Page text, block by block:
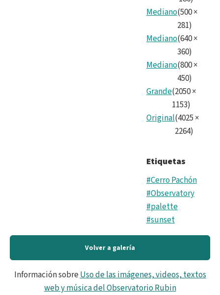
Mediano(500×
281)
Mediano(640×
360)
Mediano(800×
450)
Grande(2050×
1153)
Original(4025 ×
2264)
Etiquetas
#Cerro Pachón
#Observatory
#palette
#sunset
Volver a galería
Información sobreUso de las imágenes, videos, textos
web y música del Observatorio Rubin